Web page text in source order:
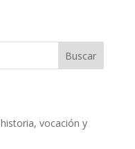
Buscar
vocación y